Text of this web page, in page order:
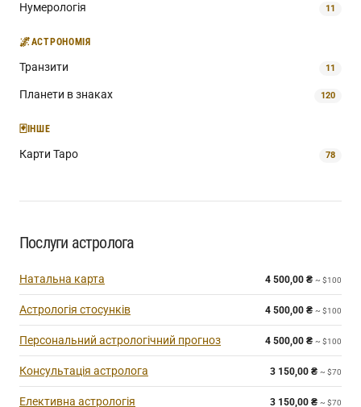
Нумерологія 11
🌌АСТРОНОМІЯ
Транзити 11
Планети в знаках 120
🃏ІНШЕ
Карти Таро 78
Послуги астролога
Натальна карта 4 500,00 ₴ ~ $100
Астрологія стосунків 4 500,00 ₴ ~ $100
Персональний астрологічний прогноз 4 500,00 ₴ ~ $100
Консультація астролога 3 150,00 ₴ ~ $70
Елективна астрологія 3 150,00 ₴ ~ $70